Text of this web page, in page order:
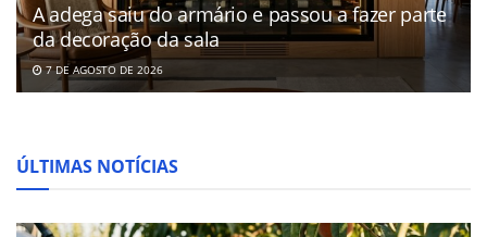
A adega saiu do armário e passou a fazer parte
da decoração da sala
7 DE AGOSTO DE 2026
ÚLTIMAS NOTÍCIAS